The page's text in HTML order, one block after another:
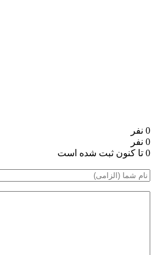
0 نفر
0 نفر
0 تا کنون ثبت شده است